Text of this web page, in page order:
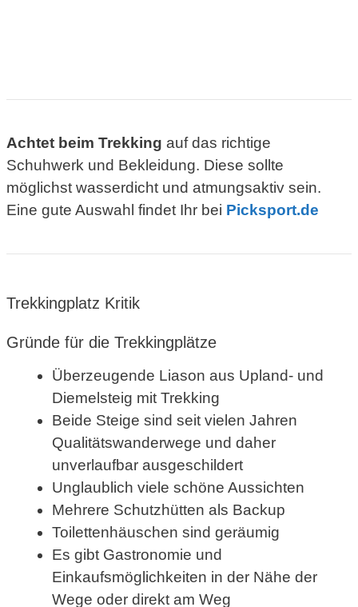
Achtet beim Trekking auf das richtige
Schuhwerk und Bekleidung. Diese sollte
möglichst wasserdicht und atmungsaktiv sein.
Eine gute Auswahl findet Ihr bei Picksport.de
Trekkingplatz Kritik
Gründe für die Trekkingplätze
Überzeugende Liason aus Upland- und
Diemelsteig mit Trekking
Beide Steige sind seit vielen Jahren
Qualitätswanderwege und daher
unverlaufbar ausgeschildert
Unglaublich viele schöne Aussichten
Mehrere Schutzhütten als Backup
Toilettenhäuschen sind geräumig
Es gibt Gastronomie und
Einkaufsmöglichkeiten in der Nähe der
Wege oder direkt am Weg